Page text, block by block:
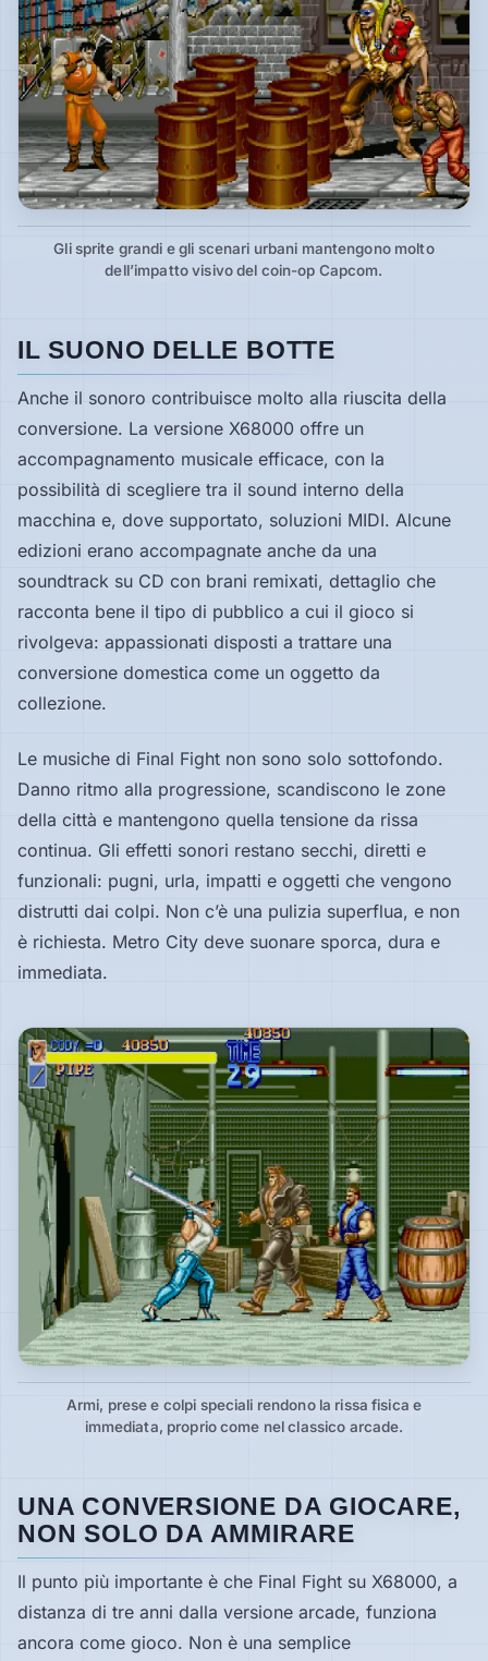
Gli sprite grandi e gli scenari urbani mantengono molto
dell’impatto visivo del coin-op Capcom.
IL SUONO DELLE BOTTE
Anche il sonoro contribuisce molto alla riuscita della
conversione. La versione X68000 offre un
accompagnamento musicale efficace, con la
possibilità di scegliere tra il sound interno della
macchina e, dove supportato, soluzioni MIDI. Alcune
edizioni erano accompagnate anche da una
soundtrack su CD con brani remixati, dettaglio che
racconta bene il tipo di pubblico a cui il gioco si
rivolgeva: appassionati disposti a trattare una
conversione domestica come un oggetto da
collezione.
Le musiche di Final Fight non sono solo sottofondo.
Danno ritmo alla progressione, scandiscono le zone
della città e mantengono quella tensione da rissa
continua. Gli effetti sonori restano secchi, diretti e
funzionali: pugni, urla, impatti e oggetti che vengono
distrutti dai colpi. Non c’è una pulizia superflua, e non
è richiesta. Metro City deve suonare sporca, dura e
immediata.
Armi, prese e colpi speciali rendono la rissa fisica e
immediata, proprio come nel classico arcade.
UNA CONVERSIONE DA GIOCARE,
NON SOLO DA AMMIRARE
Il punto più importante è che Final Fight su X68000, a
distanza di tre anni dalla versione arcade, funziona
ancora come gioco. Non è una semplice